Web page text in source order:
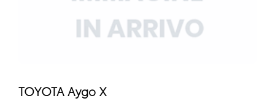
TOYOTA Aygo X